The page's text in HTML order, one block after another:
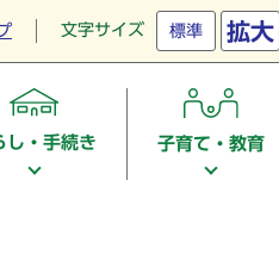
文字サイズ 標準 拡大
し・手続き 子育て・教育